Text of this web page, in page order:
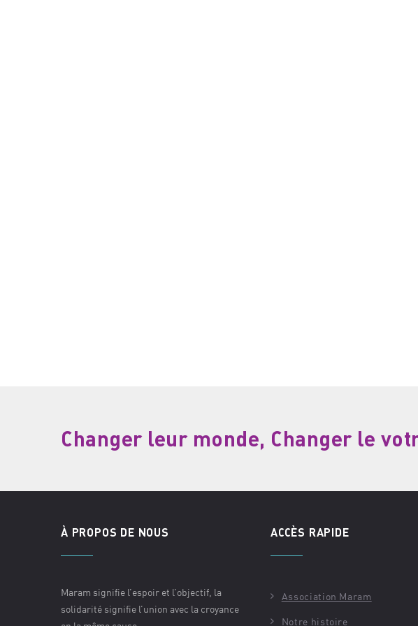
Changer leur monde, Changer le
À PROPOS DE NOUS
Maram signifie l’espoir et l’objectif, la
solidarité signifie l’union avec la croyance
ACCÈS RAPIDE
Association Maram
Notre histoire